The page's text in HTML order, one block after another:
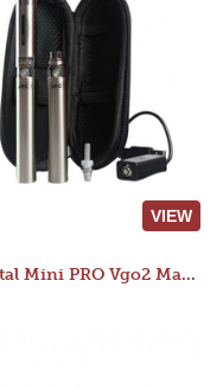
VIEW
Crystal Mini PRO Vgo2 Manual 400mAh Kit